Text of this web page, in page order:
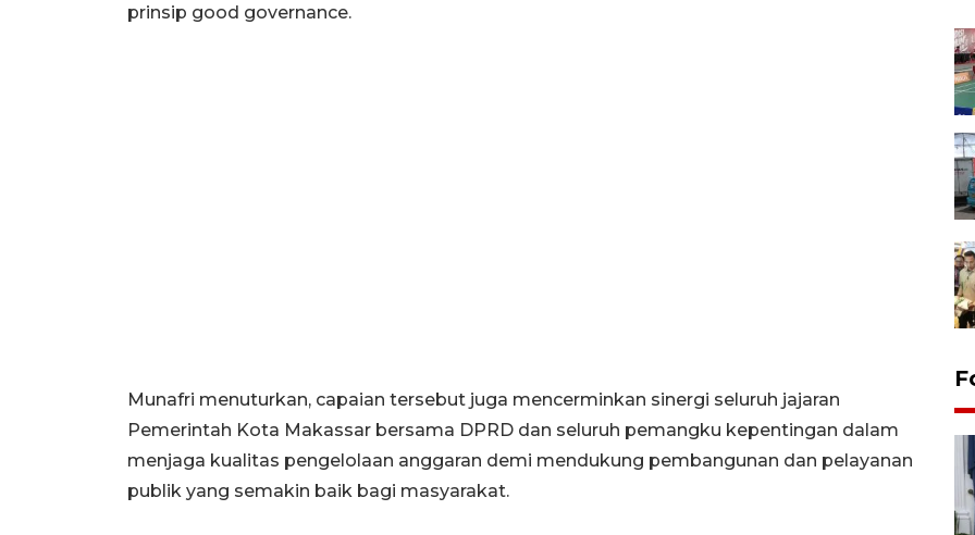
prinsip good governance.
Munafri menuturkan, capaian tersebut juga mencerminkan sinergi seluruh jajaran
Pemerintah Kota Makassar bersama DPRD dan seluruh pemangku kepentingan dalam
menjaga kualitas pengelolaan anggaran demi mendukung pembangunan dan pelayanan
publik yang semakin baik bagi masyarakat.